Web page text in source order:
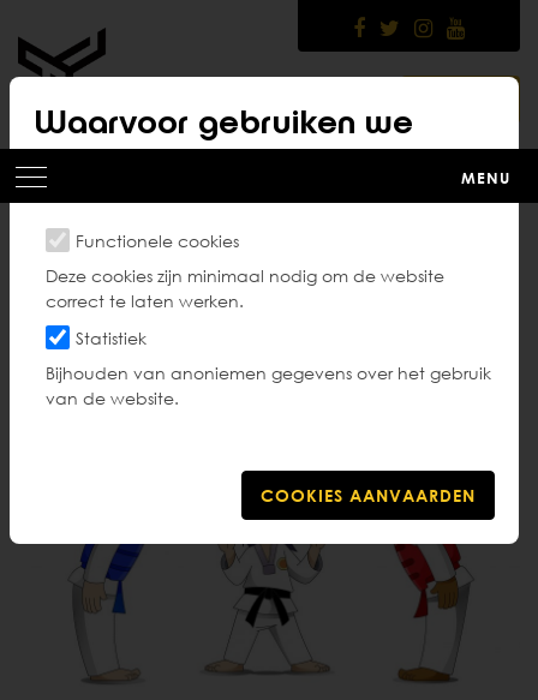
main
content
Waarvoor gebruiken we
cookies?
Functionele cookies
Deze cookies zijn minimaal nodig om de website
correct te laten werken.
Statistiek
Bijhouden van anoniemen gegevens over het gebruik
van de website.
MENU
Gezond en ethisch